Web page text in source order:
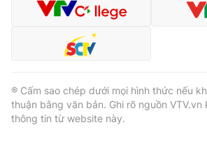
® Cấm sao chép dưới mọi hình thức nếu
thuận bằng văn bản. Ghi rõ nguồn VTV.vn
thông tin từ website này.